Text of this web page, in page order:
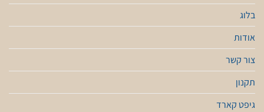
בלוג
אודות
צור קשר
תקנון
גיפט קארד